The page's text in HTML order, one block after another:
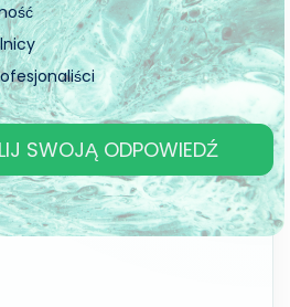
solids content, and the high
SWOJĄ ODPOWIEDŹ